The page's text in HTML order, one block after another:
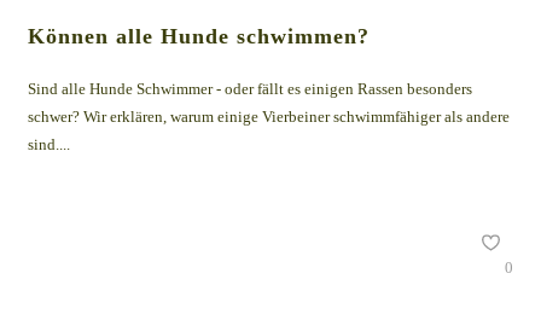
Können alle Hunde schwimmen?
Sind alle Hunde Schwimmer - oder fällt es einigen Rassen besonders
schwer? Wir erklären, warum einige Vierbeiner schwimmfähiger als andere
sind....
0